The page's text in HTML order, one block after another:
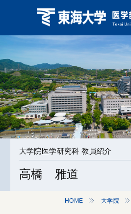
大学院医学研究科 教員紹介
高橋 雅道
HOME 大学院